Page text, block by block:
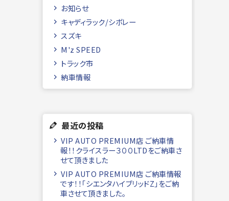
お知らせ
キャディラック/シボレー
スズキ
M'z SPEED
トラック市
納車情報
最近の投稿
VIP AUTO PREMIUM店 ご納車情
報！！クライスラー３００LTDをご納車さ
せて頂きました
VIP AUTO PREMIUM店 ご納車情報
です！！「シエンタハイブリッドZ」をご納
車させて頂きました。